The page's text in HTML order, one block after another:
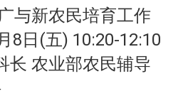
与新农民培育工作
8日(五) 10:20-12:10
长 农业部农民辅导